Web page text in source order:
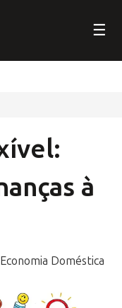
☰
à
Economia Doméstica